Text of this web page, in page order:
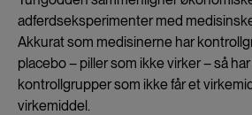
adferdseksperimenter med
Akkurat som medisinerne har
placebo – piller som ikke virker – så
kontrollgrupper som ikke får et
virkemiddel.